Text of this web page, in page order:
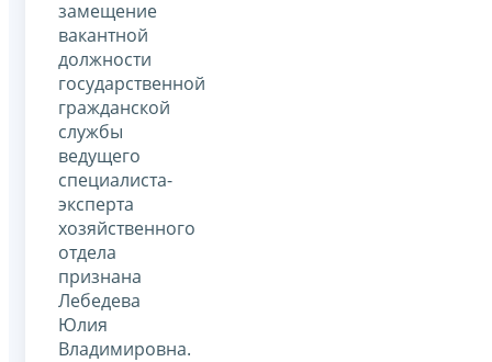
замещение
вакантной
должности
государственной
гражданской
службы
ведущего
специалиста-
эксперта
хозяйственного
отдела
признана
Лебедева
Юлия
Владимировна.